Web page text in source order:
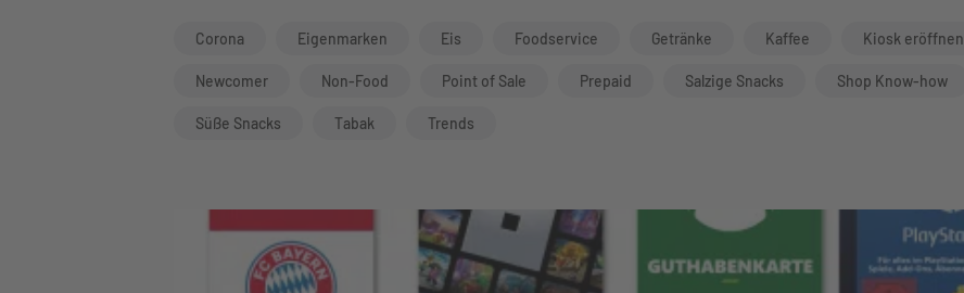
Corona Eigenmarken Eis Foodservice Getränke Kaffee Kiosk eröffnen
Newcomer Non-Food Point of Sale Prepaid Salzige Snacks Shop Know-how
Süße Snacks Tabak Trends